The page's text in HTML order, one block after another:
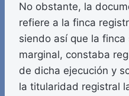
No obstante, la
refiere a la finca
siendo así que la
marginal, constaba
de dicha ejecución y
la titularidad registral